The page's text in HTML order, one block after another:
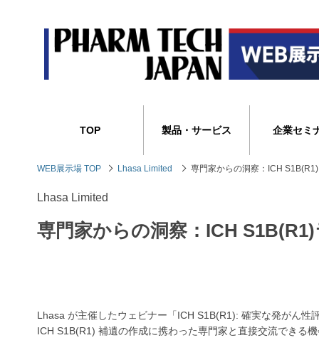
TOP 製品・サービス 企業セミ
WEB展示場 TOP Lhasa Limited 専門家からの洞察：ICH
Lhasa Limited
専門家からの洞察：ICH
Lhasa が主催したウェビナー「ICH S1B(R1): 確実な発がん
ICH S1B(R1) 補遺の作成に携わった専門家と直接交流できる